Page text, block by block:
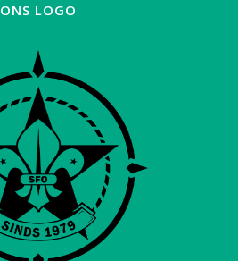
ONS LOGO